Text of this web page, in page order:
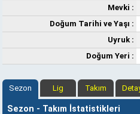
Mevki :
Doğum Tarihi ve Yaşı :
Uyruk :
Doğum Yeri :
Sezon Lig Takım
Sezon - Takım İstatistikleri